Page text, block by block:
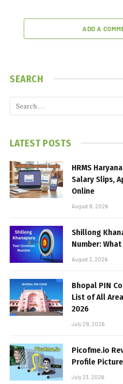
ADD A
SEARCH
LATEST POSTS
HRMS
Salary Slips,
Online
August 8, 2026
Shillong
Number:
August 3, 2026
Bhopal PIN
List of All
2026
July 29, 2026
Picofme.io
Profile
July 23, 2026